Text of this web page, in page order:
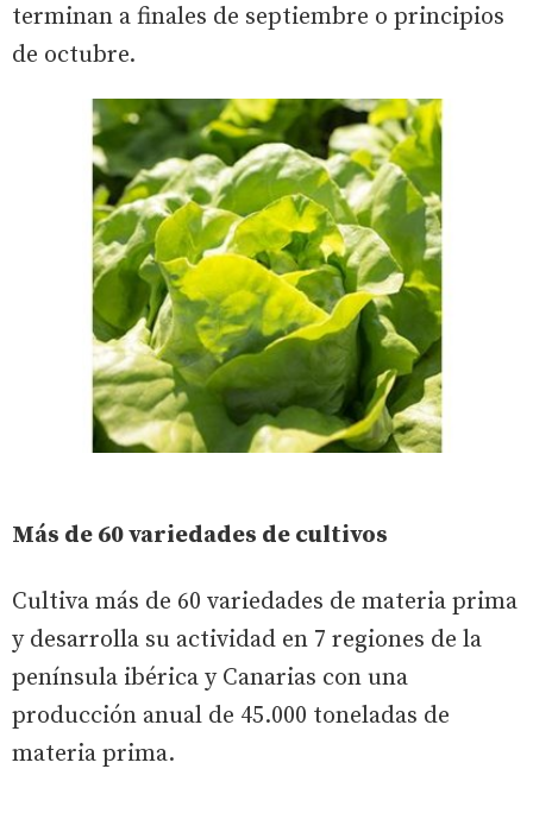
terminan a finales de septiembre o principios
de octubre.
Más de 60 variedades de cultivos
Cultiva más de 60 variedades de materia prima
y desarrolla su actividad en 7 regiones de la
península ibérica y Canarias con una
producción anual de 45.000 toneladas de
materia prima.